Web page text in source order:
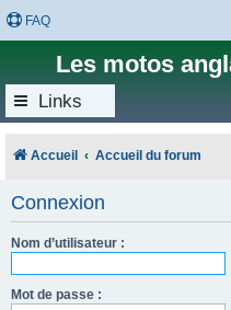
FAQ
Les motos
Links
Accueil Accueil du forum
Connexion
Nom d’utilisateur :
Mot de passe :